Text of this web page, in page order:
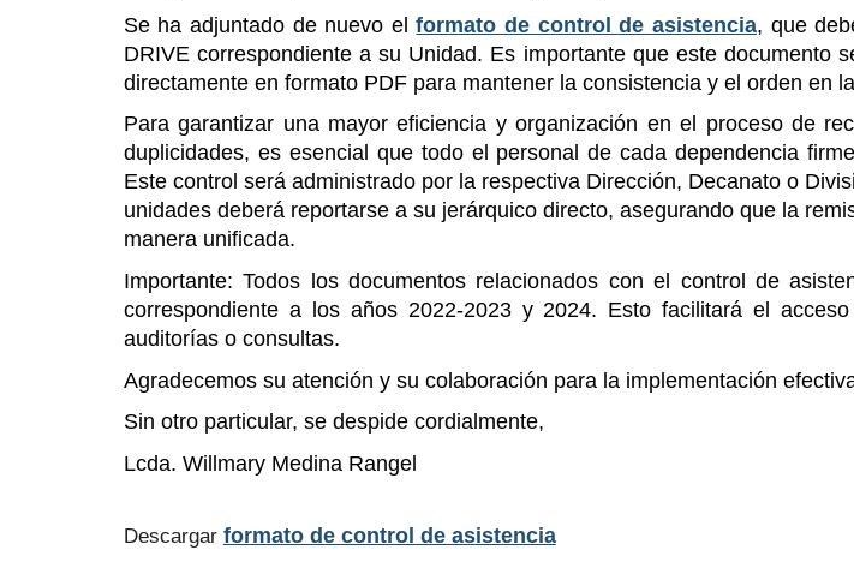
Se ha adjuntado de nuevo elformato de control de asistencia, que
DRIVE correspondiente a su Unidad. Es importante que este documento
directamente en formato PDF para mantener la consistencia y el orden en
Para garantizar una mayor eficiencia y organización en el proceso de
duplicidades, es esencial que todo el personal de cada dependencia
Este control será administrado por la respectiva Dirección, Decanato o
unidades deberá reportarse a su jerárquico directo, asegurando que la
manera unificada.
Importante: Todos los documentos relacionados con el control de
correspondiente a los años 2022-2023 y 2024. Esto facilitará el
auditorías o consultas.
Agradecemos su atención y su colaboración para la implementación
Sin otro particular, se despide cordialmente,
Lcda. Willmary Medina Rangel
Descargar formato de control de asistencia